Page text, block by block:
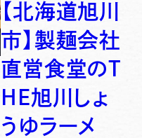
【北海道旭川
市】製麺会社
直営食堂のT
HE旭川しょ
うゆラーメ